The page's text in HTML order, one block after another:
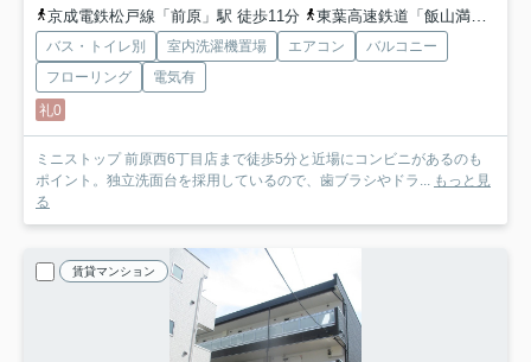
京成電鉄松戸線「前原」駅 徒歩11分
東葉高速鉄道「飯山満」駅 徒歩16分
バス・トイレ別 室内洗濯機置場 エアコン
バルコニー
フローリング
電気有
礼0
ミニストップ 前原西6丁目店まで徒歩5分と近場にコンビニがあるのも
ポイント。独立洗面台を採用しているので、歯ブラシやドラ...
もっと見
る
賃貸マンション